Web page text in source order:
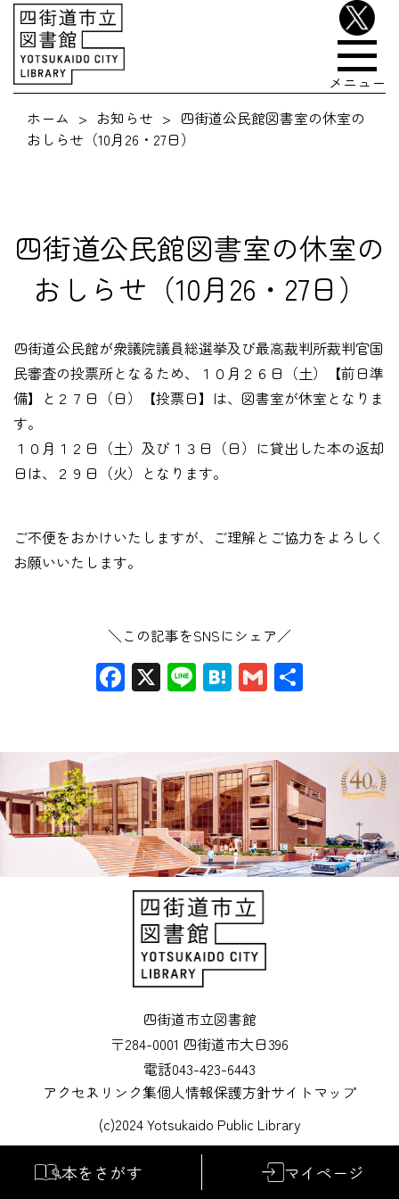
メニュー
ホーム
お知らせ
四街道公民館図書室の休室の
おしらせ（10月26・27日）
四街道公民館図書室の休室の
おしらせ（10月26・27日）
四街道公民館が衆議院議員総選挙及び最高裁判所裁判官国
民審査の投票所となるため、１０月２６日（土）【前日準
備】と２７日（日）【投票日】は、図書室が休室となりま
す。
１０月１２日（土）及び１３日（日）に貸出した本の返却
日は、２９日（火）となります。
ご不便をおかけいたしますが、ご理解とご協力をよろしく
お願いいたします。
＼この記事をSNSにシェア／
Facebook
X LineHatena
Gmail
四街道市立図書館
〒284-0001 四街道市大日396
電話043-423-6443
アクセス リンク集個人情報保護方針サイトマップ
(c)2024 Yotsukaido Public Library
本をさがす マイページ